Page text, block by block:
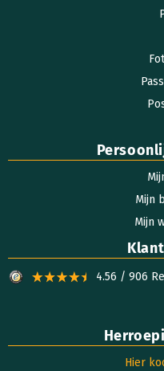
Mijn
Mijn
4.56 / 906
Hier